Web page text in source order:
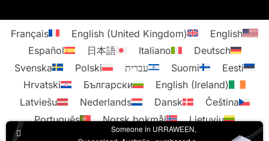
Someone in URRAWEEN,
English
English (United Kingdom)
Français
Deutsch
Italiano
日本語
Español
Eesti
Suomi עברית Polski
Svenska
English (Ireland)
Български
Hrvatski
Čeština
Dansk
Nederlands
Latviešu
Lietuvių
Norsk bokmål
Português
Română
Slovenčina